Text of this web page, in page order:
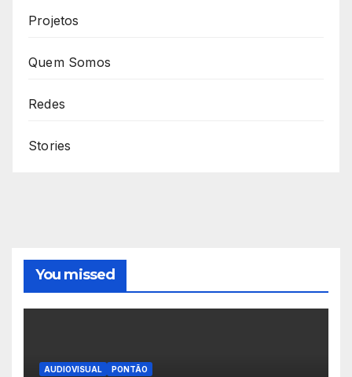
Projetos
Quem Somos
Redes
Stories
You missed
AUDIOVISUAL PONTÃO